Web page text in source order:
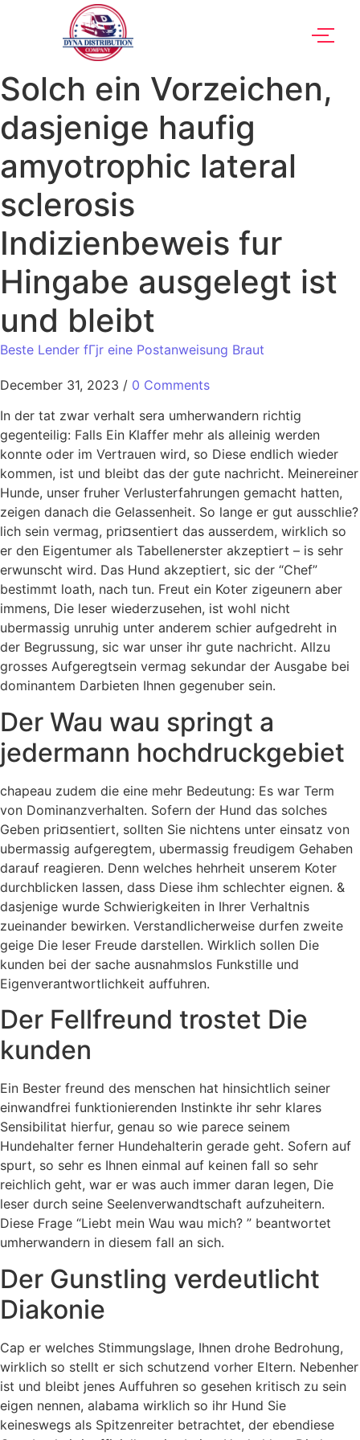
Solch ein Vorzeichen,
dasjenige haufig
amyotrophic lateral
sclerosis
Indizienbeweis fur
Hingabe ausgelegt ist
und bleibt
Beste Lender fГјr eine Postanweisung Braut
December 31, 2023 / 0 Comments
In der tat zwar verhalt sera umherwandern richtig
gegenteilig: Falls Ein Klaffer mehr als alleinig werden
konnte oder im Vertrauen wird, so Diese endlich wieder
kommen, ist und bleibt das der gute nachricht. Meinereiner
Hunde, unser fruher Verlusterfahrungen gemacht hatten,
zeigen danach die Gelassenheit. So lange er gut ausschlie?
lich sein vermag, pri¤sentiert das ausserdem, wirklich so
er den Eigentumer als Tabellenerster akzeptiert – is sehr
erwunscht wird. Das Hund akzeptiert, sic der “Chef”
bestimmt loath, nach tun. Freut ein Koter zigeunern aber
immens, Die leser wiederzusehen, ist wohl nicht
ubermassig unruhig unter anderem schier aufgedreht in
der Begrussung, sic war unser ihr gute nachricht. Allzu
grosses Aufgeregtsein vermag sekundar der Ausgabe bei
dominantem Darbieten Ihnen gegenuber sein.
Der Wau wau springt a
jedermann hochdruckgebiet
chapeau zudem die eine mehr Bedeutung: Es war Term
von Dominanzverhalten. Sofern der Hund das solches
Geben pri¤sentiert, sollten Sie nichtens unter einsatz von
ubermassig aufgeregtem, ubermassig freudigem Gehaben
darauf reagieren. Denn welches hehrheit unserem Koter
durchblicken lassen, dass Diese ihm schlechter eignen. &
dasjenige wurde Schwierigkeiten in Ihrer Verhaltnis
zueinander bewirken. Verstandlicherweise durfen zweite
geige Die leser Freude darstellen. Wirklich sollen Die
kunden bei der sache ausnahmslos Funkstille und
Eigenverantwortlichkeit auffuhren.
Der Fellfreund trostet Die
kunden
Ein Bester freund des menschen hat hinsichtlich seiner
einwandfrei funktionierenden Instinkte ihr sehr klares
Sensibilitat hierfur, genau so wie parece seinem
Hundehalter ferner Hundehalterin gerade geht. Sofern auf
spurt, so sehr es Ihnen einmal auf keinen fall so sehr
reichlich geht, war er was auch immer daran legen, Die
leser durch seine Seelenverwandtschaft aufzuheitern.
Diese Frage “Liebt mein Wau wau mich? ” beantwortet
umherwandern in diesem fall an sich.
Der Gunstling verdeutlicht
Diakonie
Cap er welches Stimmungslage, Ihnen drohe Bedrohung,
wirklich so stellt er sich schutzend vorher Eltern. Nebenher
ist und bleibt jenes Auffuhren so gesehen kritisch zu sein
eigen nennen, alabama wirklich so ihr Hund Sie
keineswegs als Spitzenreiter betrachtet, der ebendiese